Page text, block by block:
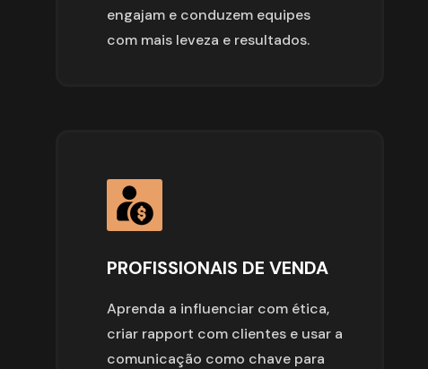
engajam e conduzem equipes
com mais leveza e resultados.
PROFISSIONAIS DE VENDA
Aprenda a influenciar com ética,
criar rapport com clientes e usar a
comunicação como chave para